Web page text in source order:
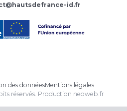
id.fr
des donnéesMentions légales
réservés. Production neoweb.fr